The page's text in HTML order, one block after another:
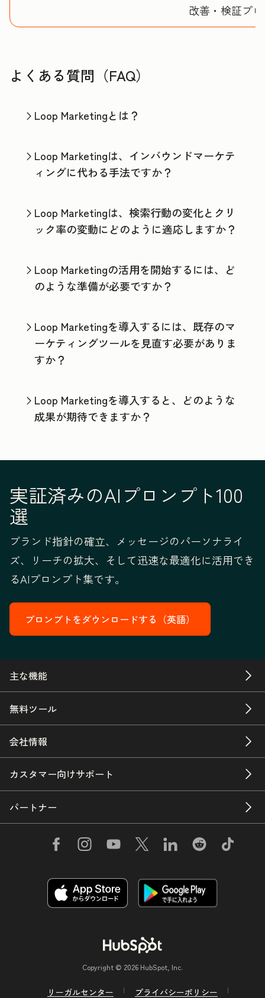
改善・検証プ
よくある質問（FAQ）
Loop Marketingとは？
Loop Marketingは、インバウンドマーケテ
ィングに代わる手法ですか？
Loop Marketingは、検索行動の変化とクリ
ック率の変動にどのように適応しますか？
Loop Marketingの活用を開始するには、ど
のような準備が必要ですか？
Loop Marketingを導入するには、既存のマ
ーケティングツールを見直す必要がありま
すか？
Loop Marketingを導入すると、どのような
成果が期待できますか？
実証済みのAIプロンプト100
選
ブランド指針の確立、メッセージのパーソナライ
ズ、リーチの拡大、そして迅速な最適化に活用でき
るAIプロンプト集です。
プロンプトをダウンロードする（英語）
主な機能
無料ツール
会社情報
カスタマー向けサポート
パートナー
Copyright © 2026 HubSpot, Inc.
リーガルセンター プライバシーポリシー